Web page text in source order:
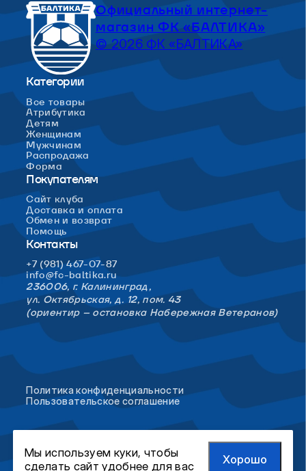
Официальный интернет-
магазин ФК «БАЛТИКА»
© 2026 ФК «БАЛТИКА»
Категории
Все товары
Атрибутика
Детям
Женщинам
Мужчинам
Распродажа
Форма
Покупателям
Сайт клуба
Доставка и оплата
Обмен и возврат
Помощь
Контакты
+7 (981) 467-07-87
info@fc-baltika.ru
236006, г. Калининград,
ул. Октябрьская, д. 12, пом. 43
(ориентир – остановка Набережная Ветеранов)
Политика конфиденциальности
Пользовательское соглашение
Мы используем куки, чтобы
сделать сайт удобнее для вас
Хорошо